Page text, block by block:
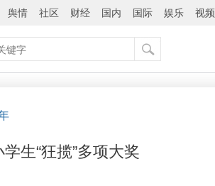
舆情 社区 财经 国内 国际 娱乐 视频
生“狂揽”多项大奖